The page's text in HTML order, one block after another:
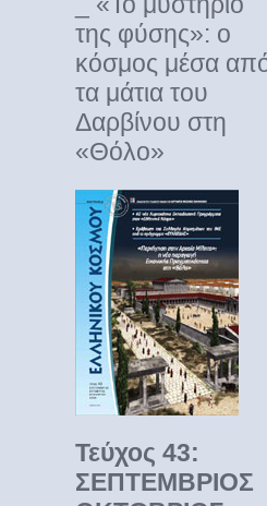
της φύσης»: ο
κόσμος μέσα
τα μάτια του
Δαρβίνου στη
«Θόλο»
Τεύχος 43:
ΣΕΠΤΕΜΒΡΙΟΣ